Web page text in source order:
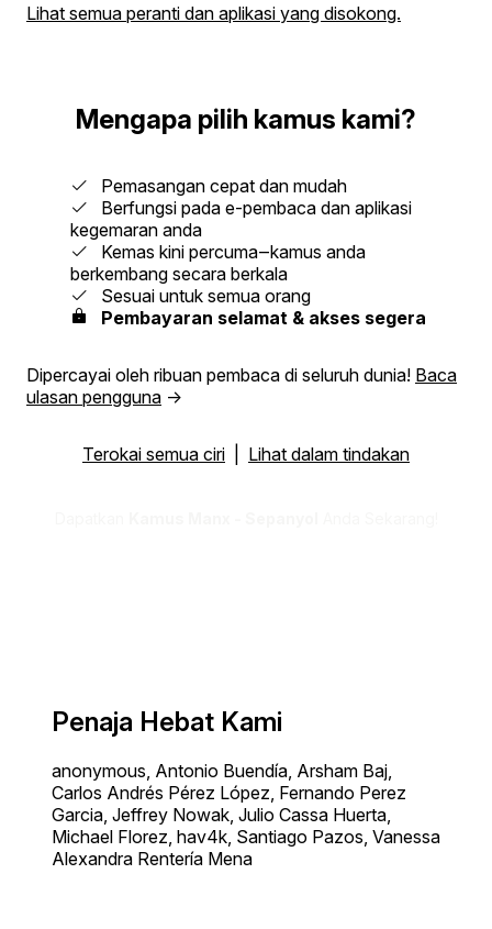
Lihat semua peranti dan aplikasi yang disokong.
Mengapa pilih kamus kami?
Pemasangan cepat dan mudah
Berfungsi pada e-pembaca dan aplikasi
kegemaran anda
Kemas kini percuma‒kamus anda
berkembang secara berkala
Sesuai untuk semua orang
Pembayaran selamat & akses segera
Dipercayai oleh ribuan pembaca di seluruh dunia! Baca
ulasan pengguna →
Terokai semua ciri Lihat dalam tindakan
Penaja Hebat Kami
anonymous, Antonio Buendía, Arsham Baj,
Carlos Andrés Pérez López, Fernando Perez
Garcia, Jeffrey Nowak, Julio Cassa Huerta,
Michael Florez, hav4k, Santiago Pazos, Vanessa
Alexandra Rentería Mena